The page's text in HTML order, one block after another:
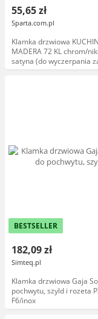
55,65 zł
Sparta.com.pl
Klamka drzwiowa
MADERA 72 KL chrom/
satyna (do wyczerpania
BESTSELLER
182,09 zł
Simteq.pl
Klamka drzwiowa Gaja
pochwytu, szyld i rozeta
F6/inox